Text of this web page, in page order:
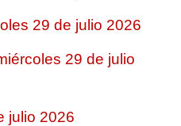
29 de julio 2026
29 de julio
julio 2026